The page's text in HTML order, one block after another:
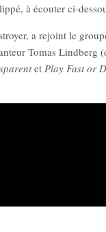
à écouter ci-
a rejoint le
Tomas Lindberg
et Play Fast or